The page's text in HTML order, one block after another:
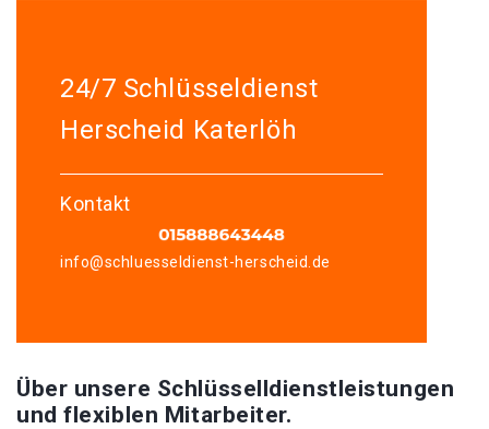
24/7 Schlüsseldienst
Herscheid Katerlöh
Kontakt
info@schluesseldienst-herscheid.de
Über unsere Schlüsselldienstleistungen
und flexiblen Mitarbeiter.